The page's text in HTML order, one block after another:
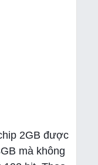
2GB được
mà không